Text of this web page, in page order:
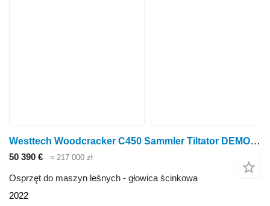
Westtech Woodcracker C450 Sammler Tiltator DEMO 2022
50 390 € ≈ 217 000 zł
Osprzęt do maszyn leśnych - głowica ścinkowa
2022